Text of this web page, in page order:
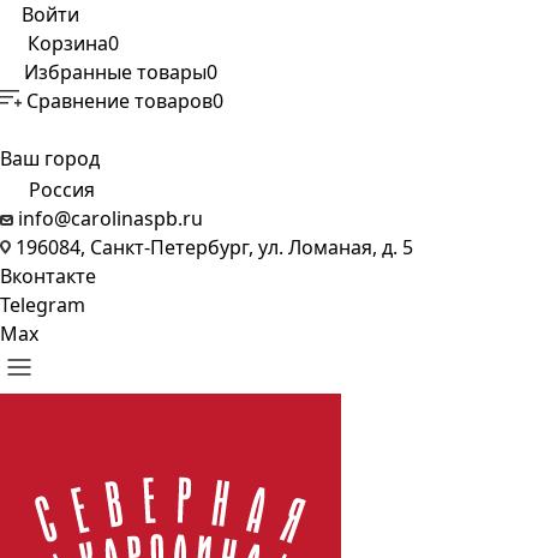
Войти
Корзина0
Избранные товары0
Сравнение товаров0
Ваш город
Россия
info@carolinaspb.ru
196084, Санкт-Петербург, ул. Ломаная, д. 5
Вконтакте
Telegram
Max